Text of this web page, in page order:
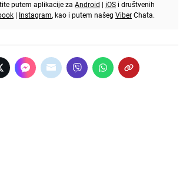
putem aplikacije za Android | iOS i društvenih
| Instagram, kao i putem našeg ViberChata.